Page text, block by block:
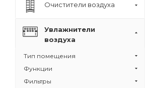
Очистители воздуха
Увлажнители
воздуха
Тип помещения
Функции
Фильтры